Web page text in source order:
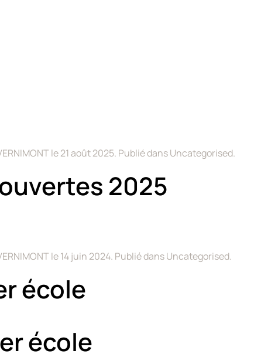
le21 août 2025. Publié dansUncategorised.
2025
le14 juin 2024. Publié dansUncategorised.
école
école